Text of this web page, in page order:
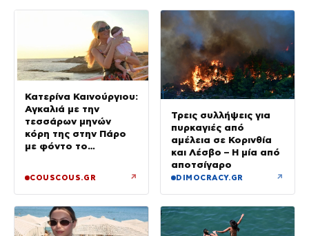
Κατερίνα Καινούργιου:
Αγκαλιά με την
τεσσάρων μηνών
κόρη της στην Πάρο
με φόντο το
COUSCOUS.GR ↗
Τρεις συλλήψεις για
πυρκαγιές από
αμέλεια σε Κορινθία
και Λέσβο – Η μία από
αποτσίγαρο
DIMOCRACY.GR ↗